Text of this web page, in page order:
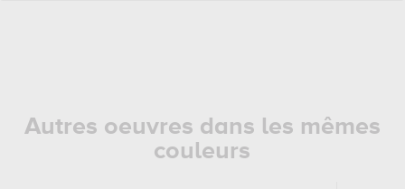
Autres oeuvres dans les mêmes
couleurs